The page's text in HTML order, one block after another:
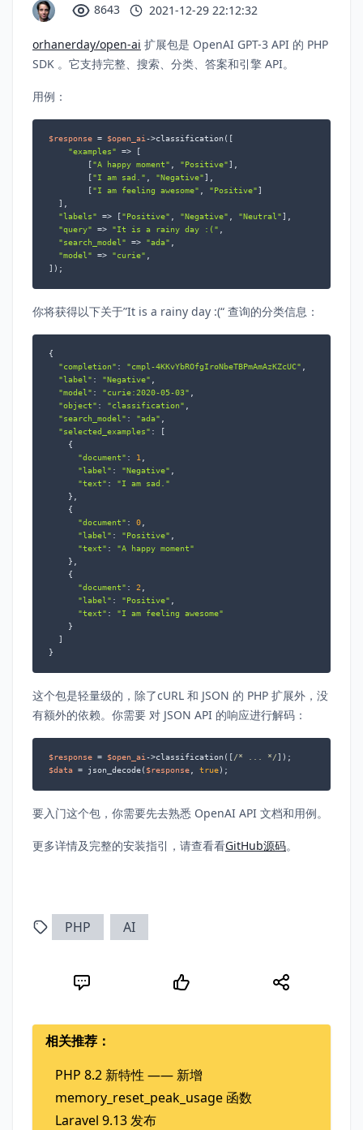
8643 2021-12-29 22:12:32
orhanerday/open-ai 扩展包是 OpenAI GPT-3 API 的 PHP
SDK 。它支持完整、搜索、分类、答案和引擎 API。
用例：
$response = $open_ai->classification([
"examples" => [
"A happy moment" , "Positive" ],
"I am sad." , "Negative" ],
"I am feeling awesome" , "Positive"
  ],
"labels" => [ "Positive" , "Negative" , "Neutral" ],
"query" => "It is a rainy day :(" ,
"search_model" => "ada" ,
"model" => "curie" ,
]);
你将获得以下关于”It is a rainy day :(“ 查询的分类信息：
{
"completion" : "cmpl-4KKvYbROfgIroNbeTBPmAmAzKZcUC" ,
"label" : "Negative" ,
"model" : "curie:2020-05-03" ,
"object" : "classification" ,
"search_model" : "ada" ,
"selected_examples" : [
    {
"document" : 1,
"label" : "Negative" ,
"text" :
"I am sad."
    },
    {
"document" : 0,
"label" : "Positive" ,
"text" :
"A happy moment"
    },
    {
"document" : 2,
"label" : "Positive" ,
"text" :
"I am feeling awesome"
    }
}
这个包是轻量级的，除了cURL 和 JSON 的 PHP 扩展外，没
有额外的依赖。你需要 对 JSON API 的响应进行解码：
$response = $open_ai->classification([ /* ... */
$data = json_decode( $response, true);
要入门这个包，你需要先去熟悉 OpenAI API 文档和用例。
更多详情及完整的安装指引，请查看看GitHub源码。
PHP AI
相关推荐：
PHP 8.2 新特性 —— 新增
memory_reset_peak_usage 函数
Laravel 9.13 发布